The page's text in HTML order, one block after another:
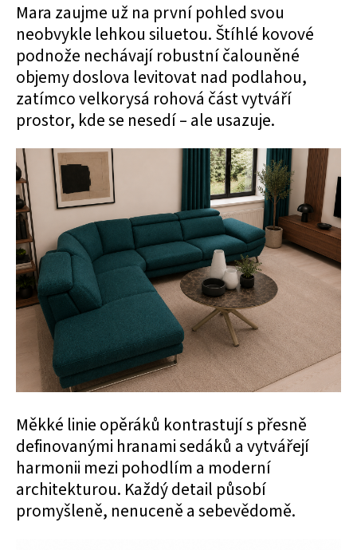
Mara zaujme už na první pohled svou
neobvykle lehkou siluetou. Štíhlé kovové
podnože nechávají robustní čalouněné
objemy doslova levitovat nad podlahou,
zatímco velkorysá rohová část vytváří
prostor, kde se nesedí – ale usazuje.
Měkké linie opěráků kontrastují s přesně
definovanými hranami sedáků a vytvářejí
harmonii mezi pohodlím a moderní
architekturou. Každý detail působí
promyšleně, nenuceně a sebevědomě.